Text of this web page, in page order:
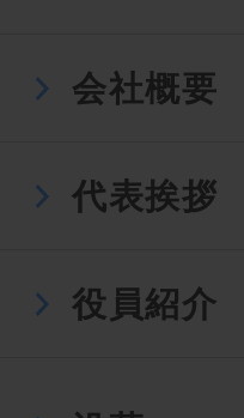
会社概要
代表挨拶
役員紹介